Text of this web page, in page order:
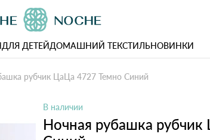
ДЛЯ ДЕТЕЙДОМАШНИЙ ТЕКСТИЛЬНОВИНКИ
рубчик ЦаЦа 4727 Темно Синий
В наличии
Ночная рубашка